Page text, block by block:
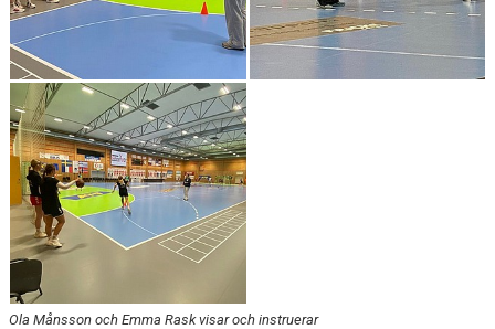
Ola Månsson och Emma Rask visar och instruerar